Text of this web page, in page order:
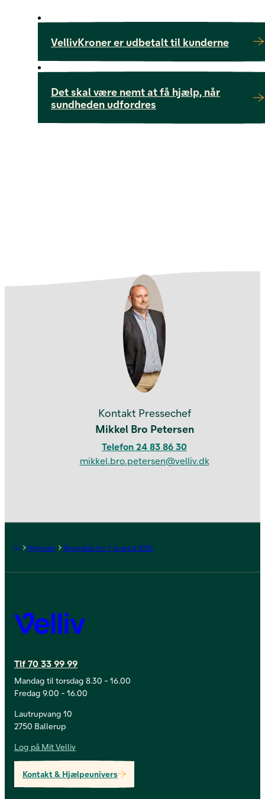
VellivKroner er udbetalt til kunderne
Det skal være nemt at få hjælp, når
sundheden udfordres
Kontakt Pressechef
Mikkel Bro Petersen
Telefon 24 83 86 30
mikkel.bro.petersen@velliv.dk
Forside
Nyheder Regnskab for 1. kvartal 2026
Velliv
Tlf 70 33 99 99
Mandag til torsdag 8.30 - 16.00
Fredag 9.00 - 16.00
Lautrupvang 10
2750 Ballerup
Log på Mit Velliv
Kontakt & Hjælpeunivers